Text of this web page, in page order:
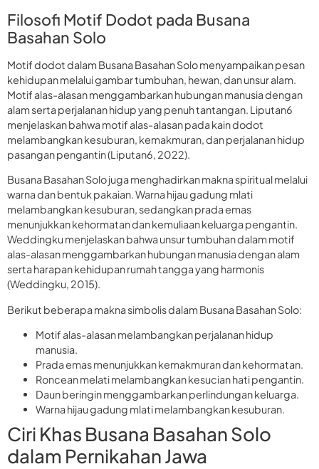
Filosofi Motif Dodot pada Busana
Basahan Solo
Motif dodot dalam Busana Basahan Solo menyampaikan pesan
kehidupan melalui gambar tumbuhan, hewan, dan unsur alam.
Motif alas-alasan menggambarkan hubungan manusia dengan
alam serta perjalanan hidup yang penuh tantangan. Liputan6
menjelaskan bahwa motif alas-alasan pada kain dodot
melambangkan kesuburan, kemakmuran, dan perjalanan hidup
pasangan pengantin (Liputan6, 2022).
Busana Basahan Solo juga menghadirkan makna spiritual melalui
warna dan bentuk pakaian. Warna hijau gadung mlati
melambangkan kesuburan, sedangkan prada emas
menunjukkan kehormatan dan kemuliaan keluarga pengantin.
Weddingku menjelaskan bahwa unsur tumbuhan dalam motif
alas-alasan menggambarkan hubungan manusia dengan alam
serta harapan kehidupan rumah tangga yang harmonis
(Weddingku, 2015).
Berikut beberapa makna simbolis dalam Busana Basahan Solo:
Motif alas-alasan melambangkan perjalanan hidup
manusia.
Prada emas menunjukkan kemakmuran dan kehormatan.
Roncean melati melambangkan kesucian hati pengantin.
Daun beringin menggambarkan perlindungan keluarga.
Warna hijau gadung mlati melambangkan kesuburan.
Ciri Khas Busana Basahan Solo
dalam Pernikahan Jawa